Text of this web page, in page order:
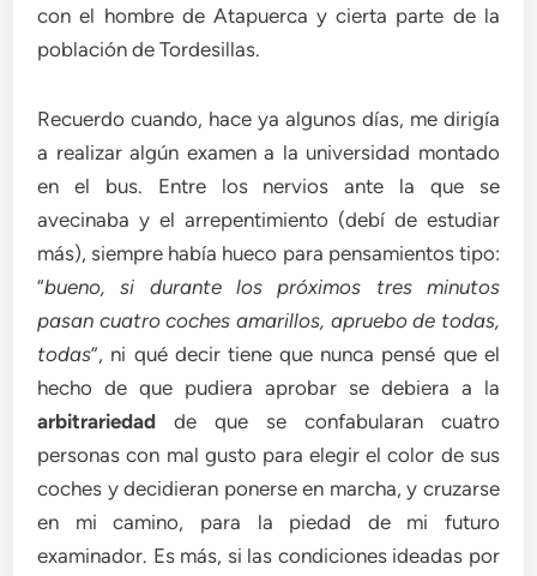
con el hombre de Atapuerca y cierta parte de la
población de Tordesillas.
Recuerdo cuando, hace ya algunos días, me dirigía
a realizar algún examen a la universidad montado
en el bus. Entre los nervios ante la que se
avecinaba y el arrepentimiento (debí de estudiar
más), siempre había hueco para pensamientos tipo:
“bueno, si durante los próximos tres minutos
pasan cuatro coches amarillos, apruebo de todas,
todas”, ni qué decir tiene que nunca pensé que el
hecho de que pudiera aprobar se debiera a la
arbitrariedad de que se confabularan cuatro
personas con mal gusto para elegir el color de sus
coches y decidieran ponerse en marcha, y cruzarse
en mi camino, para la piedad de mi futuro
examinador. Es más, si las condiciones ideadas por